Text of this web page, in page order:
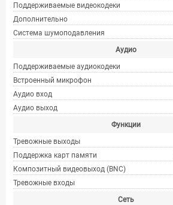
Поддерживаемые видеокодеки
Дополнительно
Система шумоподавления
Аудио
Поддерживаемые аудиокодеки
Встроенный микрофон
Аудио вход
Аудио выход
Функции
Тревожные выходы
Поддержка карт памяти
Композитный видеовыход (BNC)
Тревожные входы
Сеть